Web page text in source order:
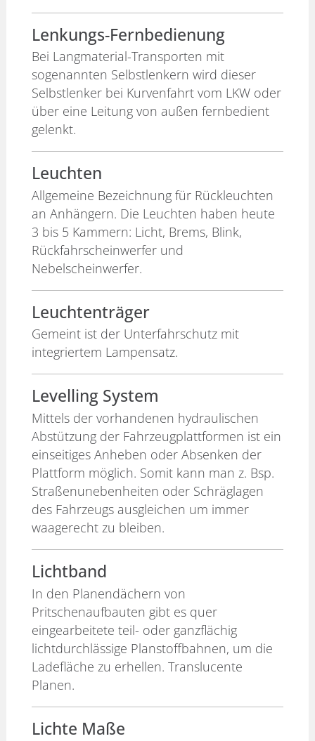
Lenkungs-Fernbedienung
Bei Langmaterial-Transporten mit
sogenannten Selbstlenkern wird dieser
Selbstlenker bei Kurvenfahrt vom LKW oder
über eine Leitung von außen fernbedient
gelenkt.
Leuchten
Allgemeine Bezeichnung für Rückleuchten
an Anhängern. Die Leuchten haben heute
3 bis 5 Kammern: Licht, Brems, Blink,
Rückfahrscheinwerfer und
Nebelscheinwerfer.
Leuchtenträger
Gemeint ist der Unterfahrschutz mit
integriertem Lampensatz.
Levelling System
Mittels der vorhandenen hydraulischen
Abstützung der Fahrzeugplattformen ist ein
einseitiges Anheben oder Absenken der
Plattform möglich. Somit kann man z. Bsp.
Straßenunebenheiten oder Schräglagen
des Fahrzeugs ausgleichen um immer
waagerecht zu bleiben.
Lichtband
In den Planendächern von
Pritschenaufbauten gibt es quer
eingearbeitete teil- oder ganzflächig
lichtdurchlässige Planstoffbahnen, um die
Ladefläche zu erhellen. Translucente
Planen.
Lichte Maße